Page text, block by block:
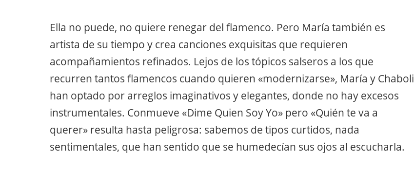
Ella no puede, no quiere renegar del flamenco. Pero María también es
artista de su tiempo y crea canciones exquisitas que requieren
acompañamientos refinados. Lejos de los tópicos salseros a los que
recurren tantos flamencos cuando quieren «modernizarse», María y Chaboli
han optado por arreglos imaginativos y elegantes, donde no hay excesos
instrumentales. Conmueve «Dime Quien Soy Yo» pero «Quién te va a
querer» resulta hasta peligrosa: sabemos de tipos curtidos, nada
sentimentales, que han sentido que se humedecían sus ojos al escucharla.